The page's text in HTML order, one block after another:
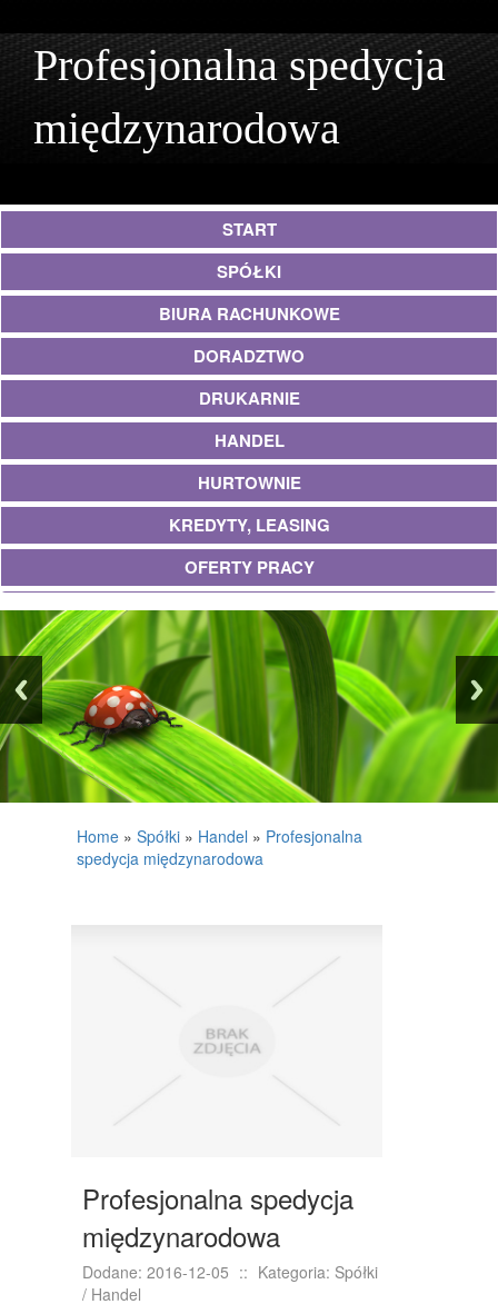
Profesjonalna spedycja
międzynarodowa
START
SPÓŁKI
BIURA RACHUNKOWE
DORADZTWO
DRUKARNIE
HANDEL
HURTOWNIE
KREDYTY, LEASING
OFERTY PRACY
UBEZPIECZENIA
EKOLOGIA
BANKI, PRZELEWY, WALUTY, KANTORY
WYKOŃCZENIA
PROJEKTOWANIE
MATERIAŁY BUDOWLANE
NIERUCHOMOŚCI, DZIAŁKI
KURSY JĘZYKOWE
KURSY I SZKOLENIA
TŁUMACZENIA
Home » Spółki » Handel » Profesjonalna
spedycja międzynarodowa
Profesjonalna spedycja
międzynarodowa
Dodane: 2016-12-05 :: Kategoria: Spółki
/ Handel